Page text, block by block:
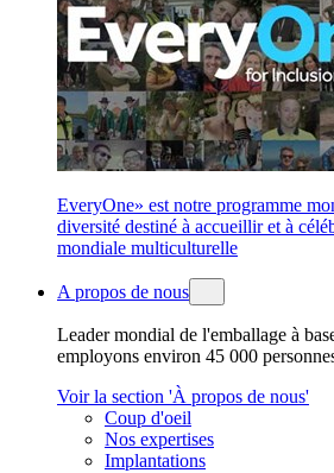
EveryOne» est notre programme
diversité destiné à accueillir et à
mondiale multiculturelle
A propos de nous
Leader mondial de l'emballage à
employons environ 45 000
Voir la section 'À propos de nous'
Coup d'oeil
Nos expertises
Implantations